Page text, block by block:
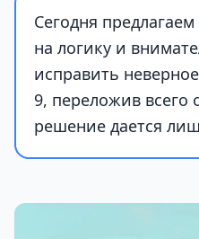
Сегодня
на логику и
исправить
9, переложив всего
решение дается